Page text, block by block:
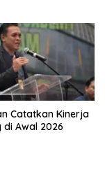
Catatkan Kinerja
di Awal 2026